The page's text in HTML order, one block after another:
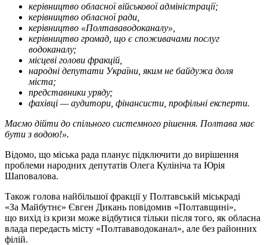
керівництво обласної військової адміністрації;
керівництво обласної ради,
керівництво «Полтававодоканалу»,
керівництво громад, що є споживачами послуг
водоканалу;
місцеві голови фракцій,
народні депутати України, яким не байдужа доля
міста;
представники уряду;
фахівці — аудитори, фінансисти, профільні експерти.
Маємо дійти до спільного системного рішення. Полтава має
бути з водою!».
Відомо, що міська рада планує підключити до вирішення
проблеми народних депутатів Олега Кулініча та Юрія
Шаповалова.
Також голова найбільшої фракції у Полтавській міськраді
«За Майбутнє» Євген Дикань повідомив «Полтавщині»,
що вихід із кризи може відбутися тільки після того, як обласна
влада передасть місту «Полтававодоканал», але без районних
філій.